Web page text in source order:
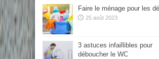
Faire le ménage pour les
25 août 2023
3 astuces infaillibles pour
déboucher le WC